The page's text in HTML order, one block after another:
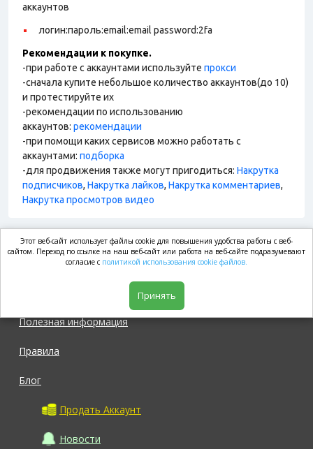
аккаунтов
логин:пароль:email:email password:2fa
Рекомендации к покупке.
-при работе с аккаунтами используйте прокси
-сначала купите небольшое количество аккаунтов(до 10)
и протестируйте их
-рекомендации по использованию
аккаунтов: рекомендации
-при помощи каких сервисов можно работать с
аккаунтами: подборка
-для продвижения также могут пригодиться: Накрутка
подписчиков, Накрутка лайков, Накрутка комментариев,
Накрутка просмотров видео
market.com
Полезная информация
Правила
Блог
Продать Аккаунт
Новости
Этот веб-сайт использует файлы cookie для повышения удобства работы с веб-
сайтом. Переход по ссылке на наш веб-сайт или работа на веб-сайте подразумевают
согласие с политикой использования cookie файлов.
Принять